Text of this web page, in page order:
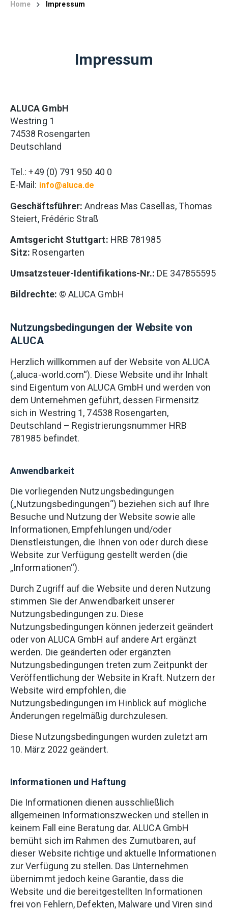
Home Impressum
Impressum
ALUCA GmbH
Westring 1
74538 Rosengarten
Deutschland
Tel.: +49 (0) 791 950 40 0
E-Mail: info@aluca.de
Geschäftsführer: Andreas Mas Casellas, Thomas
Steiert, Frédéric Straß
Amtsgericht Stuttgart: HRB 781985
Sitz: Rosengarten
Umsatzsteuer-Identifikations-Nr.: DE 347855595
Bildrechte: © ALUCA GmbH
Nutzungsbedingungen der Website von
ALUCA
Herzlich willkommen auf der Website von ALUCA
(„aluca-world.com“). Diese Website und ihr Inhalt
sind Eigentum von ALUCA GmbH und werden von
dem Unternehmen geführt, dessen Firmensitz
sich in Westring 1, 74538 Rosengarten,
Deutschland – Registrierungsnummer HRB
781985 befindet.
Anwendbarkeit
Die vorliegenden Nutzungsbedingungen
(„Nutzungsbedingungen“) beziehen sich auf Ihre
Besuche und Nutzung der Website sowie alle
Informationen, Empfehlungen und/oder
Dienstleistungen, die Ihnen von oder durch diese
Website zur Verfügung gestellt werden (die
„Informationen“).
Durch Zugriff auf die Website und deren Nutzung
stimmen Sie der Anwendbarkeit unserer
Nutzungsbedingungen zu. Diese
Nutzungsbedingungen können jederzeit geändert
oder von ALUCA GmbH auf andere Art ergänzt
werden. Die geänderten oder ergänzten
Nutzungsbedingungen treten zum Zeitpunkt der
Veröffentlichung der Website in Kraft. Nutzern der
Website wird empfohlen, die
Nutzungsbedingungen im Hinblick auf mögliche
Änderungen regelmäßig durchzulesen.
Diese Nutzungsbedingungen wurden zuletzt am
10. März 2022 geändert.
Informationen und Haftung
Die Informationen dienen ausschließlich
allgemeinen Informationszwecken und stellen in
keinem Fall eine Beratung dar. ALUCA GmbH
bemüht sich im Rahmen des Zumutbaren, auf
dieser Website richtige und aktuelle Informationen
zur Verfügung zu stellen. Das Unternehmen
übernimmt jedoch keine Garantie, dass die
Website und die bereitgestellten Informationen
frei von Fehlern, Defekten, Malware und Viren sind